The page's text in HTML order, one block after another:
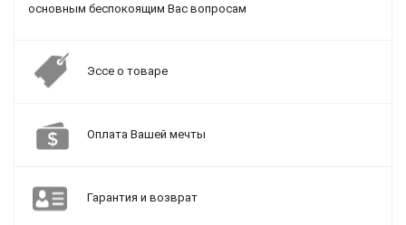
основным беспокоящим Вас вопросам
Эссе о товаре
Оплата Вашей мечты
Гарантия и возврат